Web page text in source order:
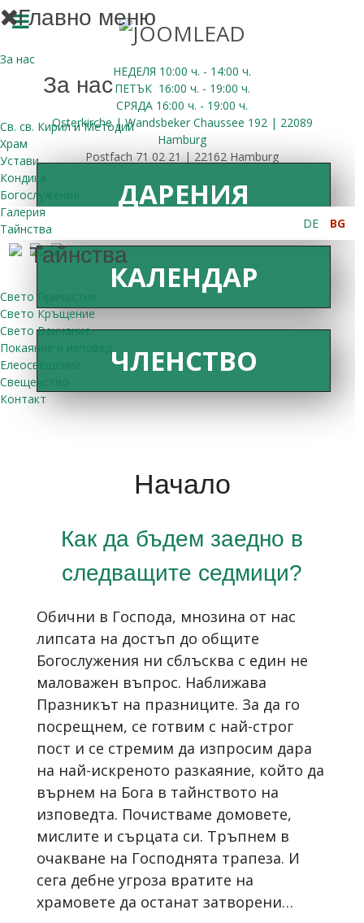
НЕДЕЛЯ 10:00 ч. - 14:00 ч.
ПЕТЪК 16:00 ч. - 19:00 ч.
СРЯДА 16:00 ч. - 19:00 ч.
Osterkirche | Wandsbeker Chaussee 192 | 22089
Hamburg
Postfach 71 02 21 | 22162 Hamburg
Главно меню
За нас
За нас
Св. св. Кирил и Методий
Храм
Устави
Кондика
Богослужения
Галерия
Тайнства
Тайнства
Свето Причастие
Свето Кръщение
Свето Венчание
Покаяние и изповед
Елеосвещение
Свещенство
Контакт
DE BG
ДАРЕНИЯ
КАЛЕНДАР
ЧЛЕНСТВО
Начало
Как да бъдем заедно в
следващите седмици?
Обични в Господа, мнозина от нас
липсата на достъп до общите
Богослужения ни сблъсква с един не
маловажен въпрос. Наближава
Празникът на празниците. За да го
посрещнем, се готвим с най-строг
пост и се стремим да изпросим дара
на най-искреното разкаяние, който да
върнем на Бога в тайнството на
изповедта. Почистваме домовете,
мислите и сърцата си. Тръпнем в
очакване на Господнята трапеза. И
сега дебне угроза вратите на
храмовете да останат затворени…